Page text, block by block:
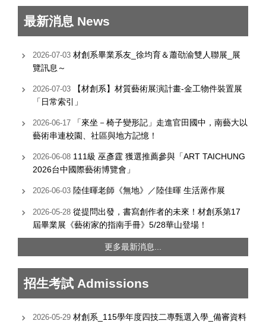
最新消息 News
2026-07-03 材創系畢業系友_徐均育＆蕭劭渝雙人聯展_展
覽訊息～
2026-07-03
【材創系】材質藝術展演計畫-金工物件裝置展
「日常索引」
2026-06-17
「來坐－椅子變形記」走進官田國中，南藝大以
藝術串連校園、社區與地方記憶！
2026-06-08 111級 巫彥霆 獲選推薦參與「ART TAICHUNG
2026台中國際藝術博覽會」
2026-06-03 陸佳暉老師《無地》／陸佳暉 生活蓆作展
2026-05-28 從提問出發，書寫創作者的未來！材創系第17
屆畢業展《藝術家的指南手冊》5/28華山登場！
更多最新消息...
招生考試 Admissions
2026-05-29 材創系_115學年度四技二專甄選入學_備審資料